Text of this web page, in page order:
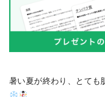
暑い夏が終わり、とても